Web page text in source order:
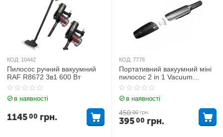
КОД: 10442
Пилосос ручний вакуумний
RAF R8672 3в1 600 Вт
в наявності
114500 грн.
КОД: 7776
Портативний вакуумний міні
пилосос 2 in 1 Vacuum
Cleaner 888
в наявності
450 00 грн.
39500 грн.